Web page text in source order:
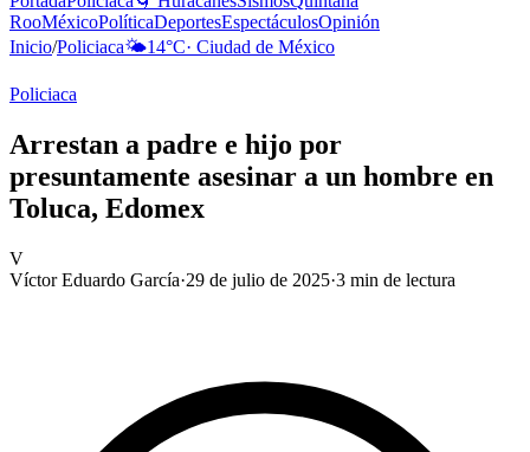
RooMéxicoPolíticaDeportesEspectáculosOpinión
Inicio/Policiaca🌤️14°C· Ciudad de México
Policiaca
Arrestan a padre e hijo por
presuntamente asesinar a un hombre en
Toluca, Edomex
V
Víctor Eduardo García·29 de julio de 2025·3 min de lectura